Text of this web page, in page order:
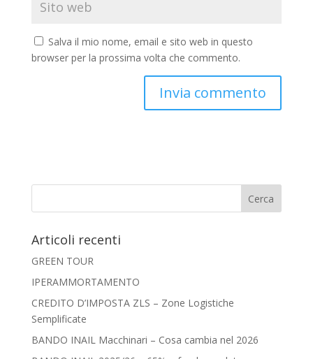
Salva il mio nome, email e sito web in questo
browser per la prossima volta che commento.
Articoli recenti
GREEN TOUR
IPERAMMORTAMENTO
CREDITO D’IMPOSTA ZLS – Zone Logistiche
Semplificate
BANDO INAIL Macchinari – Cosa cambia nel 2026